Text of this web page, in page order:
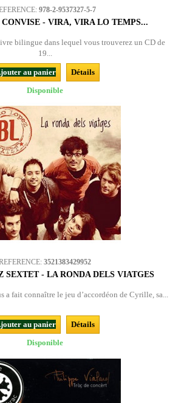
978-2-9537327-5-7
- VIRA, VIRA LO TEMPS...
bilingue dans lequel vous trouverez un CD de
19...
au panier
Détails
Disponible
3521383429952
SEXTET - LA RONDA DELS VIATGES
a fait connaître le jeu d’accordéon de Cyrille, sa...
au panier
Détails
Disponible